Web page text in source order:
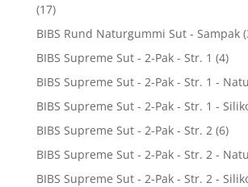
(17)
BIBS Rund Naturgummi Sut - Sampak
BIBS Supreme Sut - 2-Pak - Str. 1 (4)
BIBS Supreme Sut - 2-Pak - Str. 1 -
BIBS Supreme Sut - 2-Pak - Str. 1 -
BIBS Supreme Sut - 2-Pak - Str. 2 (6)
BIBS Supreme Sut - 2-Pak - Str. 2 -
BIBS Supreme Sut - 2-Pak - Str. 2 -